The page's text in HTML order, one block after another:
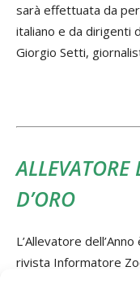
sarà effettuata da
italiano e da dirigenti
Giorgio Setti,
ALLEVATORE
D’ORO
L’Allevatore
rivista Informatore